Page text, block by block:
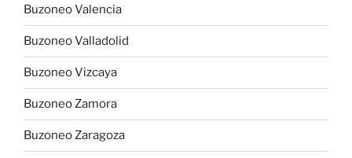
Buzoneo Valencia
Buzoneo Valladolid
Buzoneo Vizcaya
Buzoneo Zamora
Buzoneo Zaragoza